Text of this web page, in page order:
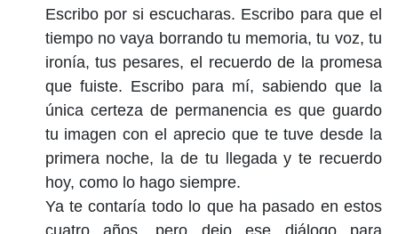
Escribo por si escucharas. Escribo para que el
tiempo no vaya borrando tu memoria, tu voz, tu
ironía, tus pesares, el recuerdo de la promesa
que fuiste. Escribo para mí, sabiendo que la
única certeza de permanencia es que guardo
tu imagen con el aprecio que te tuve desde la
primera noche, la de tu llegada y te recuerdo
hoy, como lo hago siempre.
Ya te contaría todo lo que ha pasado en estos
cuatro años, pero dejo ese diálogo para